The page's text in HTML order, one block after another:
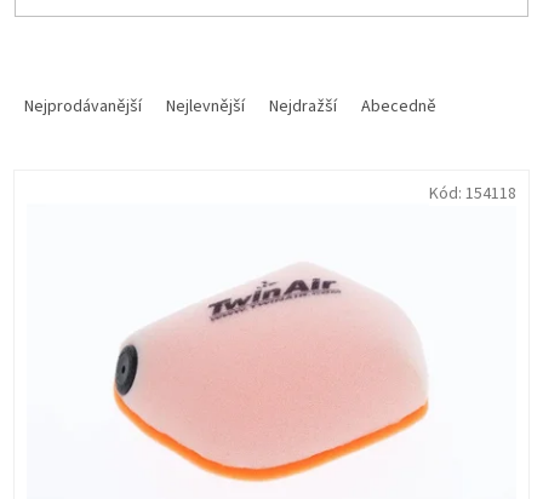
Nejprodávanější Nejlevnější Nejdražší Abecedně
Kód: 154118